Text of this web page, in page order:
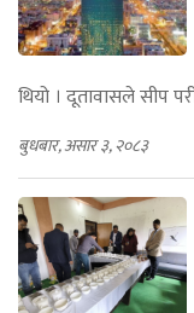
थियो । दूतावासले सीप
बुधबार, असार ३, २०८३